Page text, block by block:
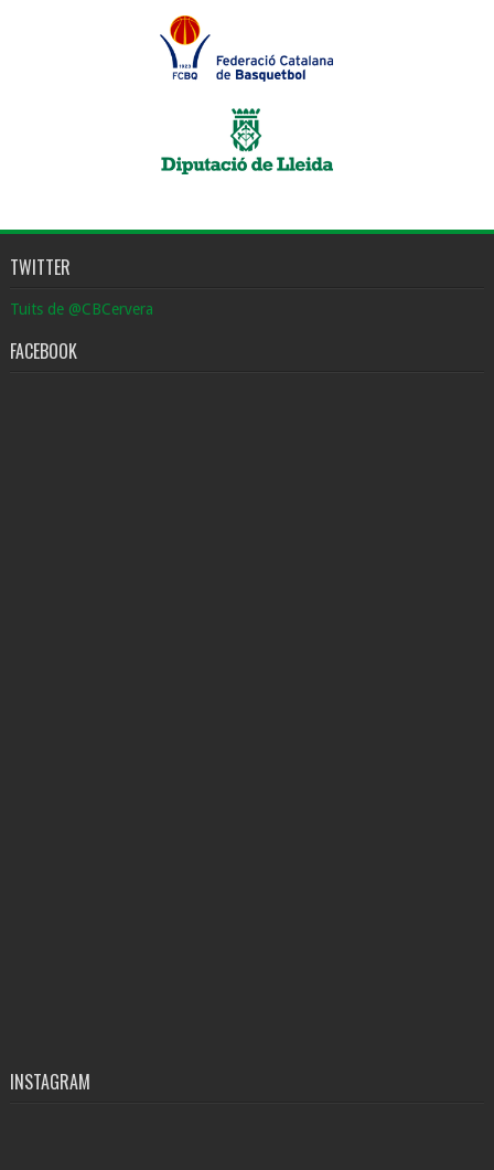
TWITTER
Tuits de @CBCervera
FACEBOOK
INSTAGRAM